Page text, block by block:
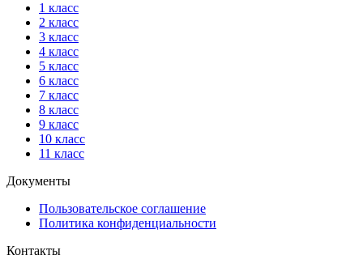
1 класс
2 класс
3 класс
4 класс
5 класс
6 класс
7 класс
8 класс
9 класс
10 класс
11 класс
Документы
Пользовательское соглашение
Политика конфиденциальности
Контакты